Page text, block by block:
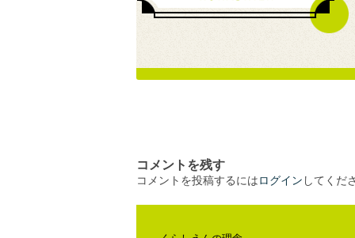
コメントを残す
コメントを投稿するにはログイン してくだ